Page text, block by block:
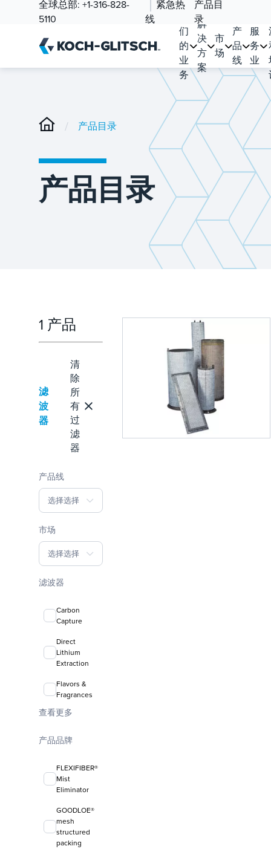
全球总部: +1-316-828-
5110
紧急热
线
产品目
录
们
的
业
务
解
决
方
案
市
场
产
品
线
服
务
业
/ 产品目录
产品目录
1 产品
滤
波
器
清
除
所
有
过
滤
器
产品线
选择选择
市场
选择选择
滤波器
Carbon
Capture
Direct
Lithium
Extraction
Flavors &
Fragrances
查看更多
产品品牌
FLEXIFIBER®
Mist
Eliminator
GOODLOE®
mesh
structured
packing